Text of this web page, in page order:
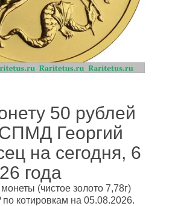
50 рублей
Георгий
на сегодня, 6
года
(чистое золото 7,78г)
по котировкам на 05.08.2026.